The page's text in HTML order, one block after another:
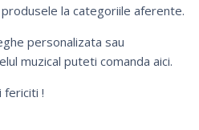
la categoriile aferente.
personalizata sau
muzical puteti comanda aici.
fericiti !